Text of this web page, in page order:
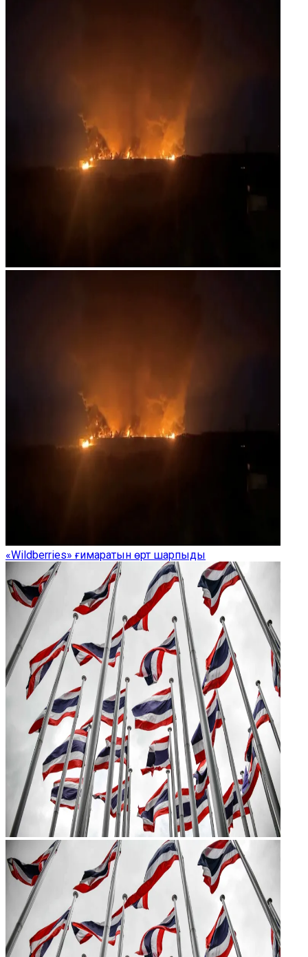
«Wildberries» ғимаратын өрт шарпыды